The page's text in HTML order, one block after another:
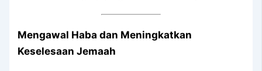
Mengawal Haba dan Meningkatkan
Keselesaan Jemaah